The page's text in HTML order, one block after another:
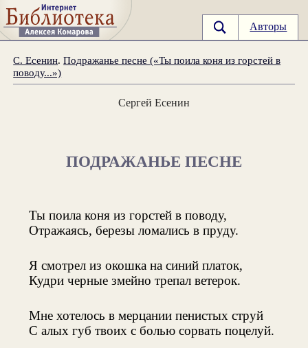
Авторы
С. Есенин.Подражанье песне («Ты поила коня из горстей в
поводу...»)
Сергей Есенин
ПОДРАЖАНЬЕ ПЕСНЕ
Ты поила коня из горстей в поводу,
Отражаясь, березы ломались в пруду.
Я смотрел из окошка на синий платок,
Кудри черные змейно трепал ветерок.
Мне хотелось в мерцании пенистых струй
С алых губ твоих с болью сорвать поцелуй.